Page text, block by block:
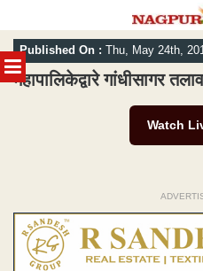
MENU
Skip
to
content
Published On : Thu, May 24th,
महापालिकेद्वारे गांधीसागर
Watch